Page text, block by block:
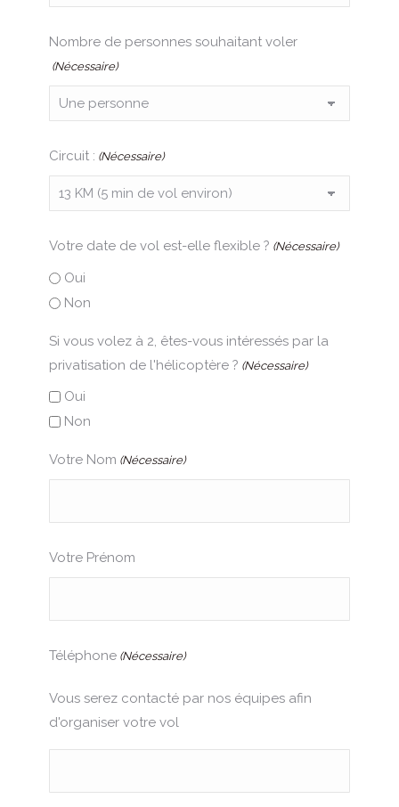
Nombre de personnes souhaitant voler
(Nécessaire)
Circuit : (Nécessaire)
Votre date de vol est-elle flexible ? (Nécessaire)
Oui
Non
Si vous volez à 2, êtes-vous intéressés par la
privatisation de l'hélicoptère ? (Nécessaire)
Oui
Non
Votre Nom (Nécessaire)
Votre Prénom
Téléphone (Nécessaire)
Vous serez contacté par nos équipes afin
d'organiser votre vol